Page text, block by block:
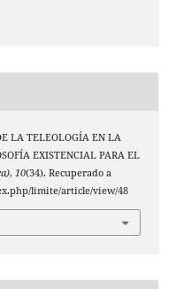
LA TELEOLOGÍA EN LA
EXISTENCIAL PARA EL
, 10(34). Recuperado a
limite/article/view/48